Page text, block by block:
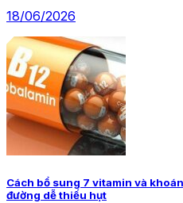
18/06/2026
Cách bổ sung 7 vitamin và
đường dễ thiếu hụt